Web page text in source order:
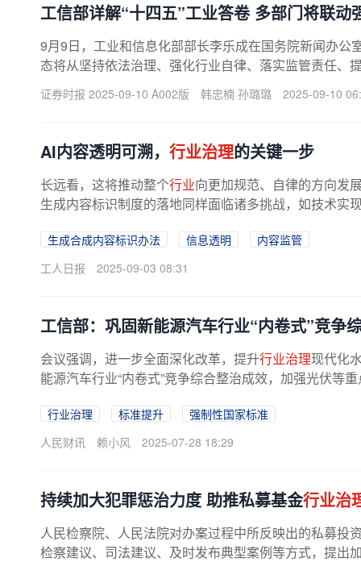
工信部详解“十四五”工业答卷 多部门将联动
9月9日，工业和信息化部部长李乐成在国务院新闻办公
态将从坚持依法治理、强化行业自律、落实监管责任、
证券时报 2025-09-10 A002版 韩忠楠 孙璐璐 2025-09-10
AI内容透明可溯， 行业治理的关键一步
长远看，这将推动整个行业向更加规范、自律的方向发
生成内容标识制度的落地同样面临诸多挑战，如技术实
生成合成内容标识办法 信息透明
内容监管
工人日报
2025-09-03 08:31
工信部：巩固新能源汽车行业“内卷式”竞争
会议强调，进一步全面深化改革，提升行业治理现代化
能源汽车行业“内卷式”竞争综合整治成效，加强光伏等
行业治理 标准提升
强制性国家标准
人民财讯
赖小风 2025-07-28 18:29
持续加大犯罪惩治力度 助推私募基金行业治
人民检察院、人民法院对办案过程中所反映出的私募投
检察建议、司法建议、及时发布典型案例等方式，提出